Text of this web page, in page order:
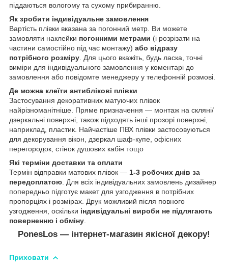
піддаються вологому та сухому прибиранню.
Як зробити індивідуальне замовлення
Вартість плівки вказана за погонний метр. Ви можете
замовляти наклейки погонними метрами (і розрізати на
частини самостійно під час монтажу) або відразу
потрібного розміру . Для цього вкажіть, будь ласка, точні
виміри для індивідуального замовлення у коментарі до
замовлення або повідомте менеджеру у телефонній розмові.
Де можна клеїти антиблікові плівки
Застосування декоративних матуючих плівок
найрізноманітніше. Пряме призначення ― монтаж на скляні/
дзеркальні поверхні, також підходять інші прозорі поверхні,
наприклад, пластик. Найчастіше ПВХ плівки застосовуються
для декорування вікон, дзеркал шаф-купе, офісних
перегородок, стінок душових кабін тощо
Які терміни доставки та оплати
Термін відправки матових плівок ― 1-3 робочих днів за
передоплатою . Для всіх індивідуальних замовлень дизайнер
попередньо підготує макет для узгодження в потрібних
пропорціях і розмірах. Друк можливий після повного
узгодження, оскільки індивідуальні вироби не підлягають
поверненню і обміну
PonesLos — інтернет-магазин якісної декору!
Приховати